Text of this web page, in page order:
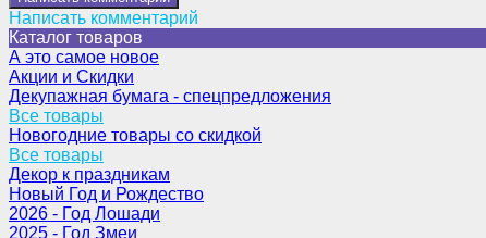
Написать комментарий
Каталог товаров
А это самое новое
Акции и Скидки
Декупажная бумага - спецпредложения
Все товары
Новогодние товары со скидкой
Все товары
Декор к праздникам
Новый Год и Рождество
2026 - Год Лошади
2025 - Год Змеи